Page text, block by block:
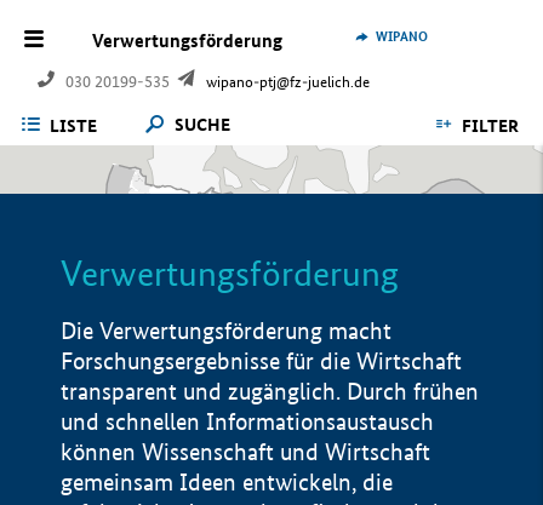
Verwertungsförderung
030 20199-535 wipano-ptj@fz-juelich.de
WIPANO
LISTE SUCHE FILTER
Verwertungsförderung
Die Verwertungsförderung macht
Forschungsergebnisse für die Wirtschaft
transparent und zugänglich. Durch frühen
und schnellen Informationsaustausch
können Wissenschaft und Wirtschaft
gemeinsam Ideen entwickeln, die